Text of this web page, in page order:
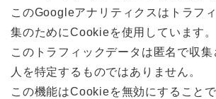
このGoogleアナリティクスはトラフ
集のためにCookieを使用しています。
このトラフィックデータは匿名で収集
人を特定するものではありません。
この機能はCookieを無効にすること